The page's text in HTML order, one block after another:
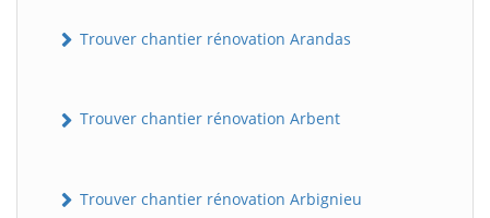
Trouver chantier rénovation Arandas
Trouver chantier rénovation Arbent
Trouver chantier rénovation Arbignieu